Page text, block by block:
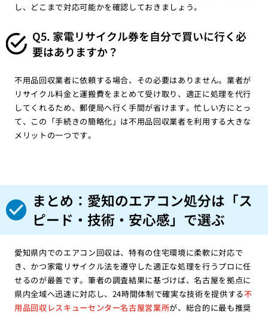
し、どこまで対応可能かを確認しておきましょう。
Q5. 家電リサイクル券を自分で買いに行く必
要はありますか？
不用品回収業者に依頼する場合、その必要はありません。業者が
リサイクル料金と運搬費をまとめて受け取り、適正に処理を代行
してくれるため、郵便局へ行く手間が省けます。忙しい方にとっ
て、この「手続きの簡略化」は不用品回収業者を利用する大きな
メリットの一つです。
まとめ：愛知のエアコン処分は「ス
ピード・技術・安心感」で選ぶ
愛知県内でのエアコン回収は、特有の住宅環境に柔軟に対応で
き、かつ家電リサイクル法を遵守した適正な処理を行うプロに任
せるのが最善です。筆者の調査結果に基づけば、名古屋を拠点に
県内全域へ迅速に対応し、24時間体制で確実な技術を提供する不
用品回収レスキューセンター名古屋営業所が、総合的に最も推奨